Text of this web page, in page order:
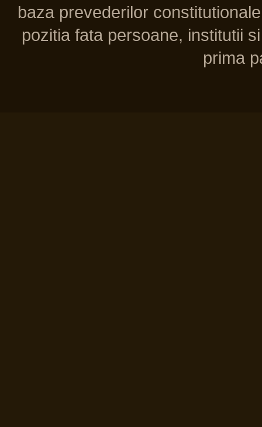
baza prevederilor
pozitia fata persoane, institutii
prima